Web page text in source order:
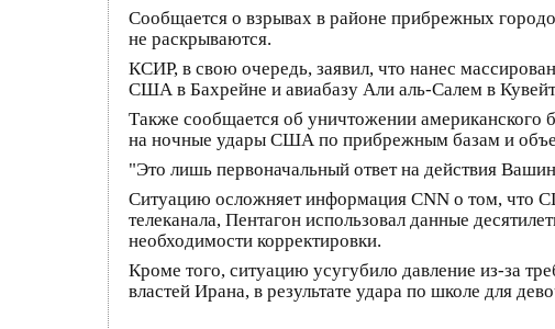
Сообщается о взрывах в районе прибрежных
не раскрываются.
КСИР, в свою очередь, заявил, что нанес
США в Бахрейне и авиабазу Али аль-Салем в
Также сообщается об уничтожении американского
на ночные удары США по прибрежным базам и
"Это лишь первоначальный ответ на действия
Ситуацию осложняет информация CNN о том, что
телеканала, Пентагон использовал данные
необходимости корректировки.
Кроме того, ситуацию усугубило давление из-за
властей Ирана, в результате удара по школе для